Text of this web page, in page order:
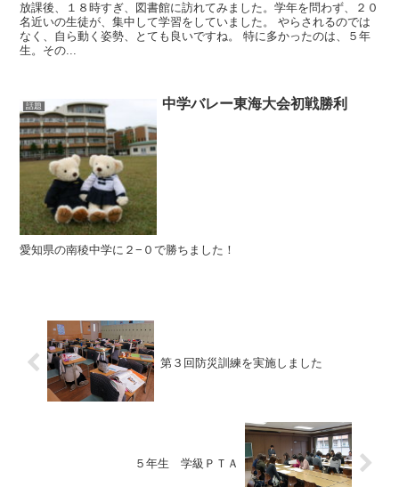
放課後、１８時すぎ、図書館に訪れてみました。学年を問わず、２０
名近いの生徒が、集中して学習をしていました。 やらされるのでは
なく、自ら動く姿勢、とても良いですね。 特に多かったのは、５年
生。その...
話題 中学バレー東海大会初戦勝利
愛知県の南稜中学に２−０で勝ちました！
第３回防災訓練を実施しました
５年生 学級ＰＴＡ